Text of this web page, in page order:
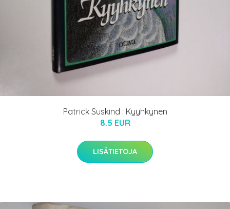
Patrick Suskind : Kyyhkynen
8.5 EUR
LISÄTIETOJA